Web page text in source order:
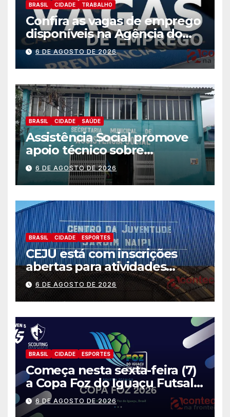
BRASIL CIDADE TRABALHO
Confira as vagas de emprego
disponíveis na Agência do
Trabalhador
6 DE AGOSTO DE 2026
BRASIL CIDADE SAÚDE
Assistência Social promove
apoio técnico sobre
preparação e resposta a
situações de emergência e
calamidade pública
6 DE AGOSTO DE 2026
BRASIL CIDADE ESPORTES
CEJU está com inscrições
abertas para atividades
gratuitas
6 DE AGOSTO DE 2026
BRASIL CIDADE ESPORTES
Começa nesta sexta-feira (7)
a Copa Foz do Iguaçu Futsal
2026 com equipes de quatro
países
6 DE AGOSTO DE 2026